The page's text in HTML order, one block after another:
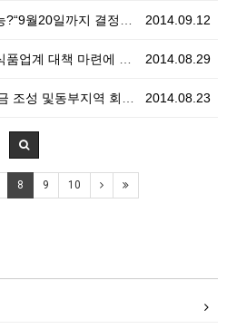
2014.09.12
월20일까지 결정해…
2014.08.29
계 대책 마련에 분…
2014.08.23
및동부지역 회장단 친…
8 9 10